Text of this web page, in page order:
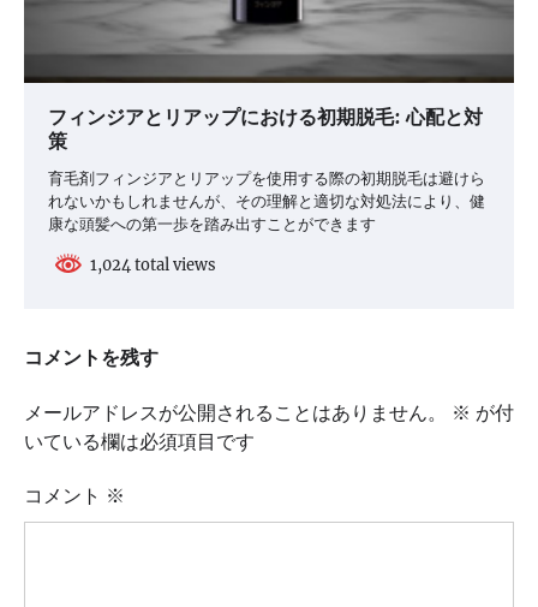
フィンジアとリアップにおける初期脱毛: 心配と対
策
育毛剤フィンジアとリアップを使用する際の初期脱毛は避けら
れないかもしれませんが、その理解と適切な対処法により、健
康な頭髪への第一歩を踏み出すことができます
1,024 total views
コメントを残す
メールアドレスが公開されることはありません。 ※ が付
いている欄は必須項目です
コメント ※